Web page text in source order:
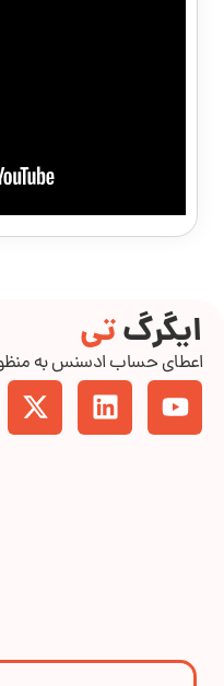
ایگرگتی
اعطای حساب ادسنس به